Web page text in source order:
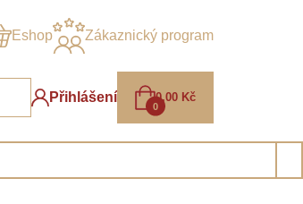
Eshop Zákaznický program
Přihlášení
0
0,00 Kč